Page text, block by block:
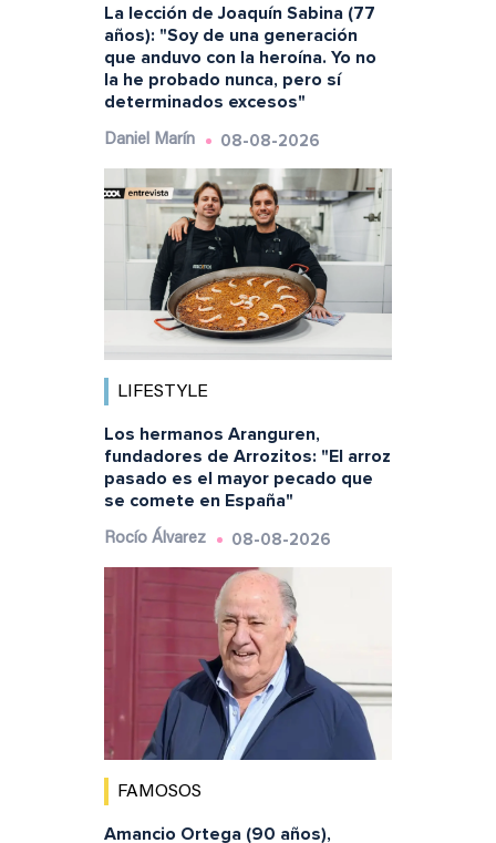
La lección de Joaquín Sabina (77
años): "Soy de una generación
que anduvo con la heroína. Yo no
la he probado nunca, pero sí
determinados excesos"
Daniel Marín 08-08-2026
LIFESTYLE
Los hermanos Aranguren,
fundadores de Arrozitos: "El arroz
pasado es el mayor pecado que
se comete en España"
Rocío Álvarez 08-08-2026
FAMOSOS
Amancio Ortega (90 años),